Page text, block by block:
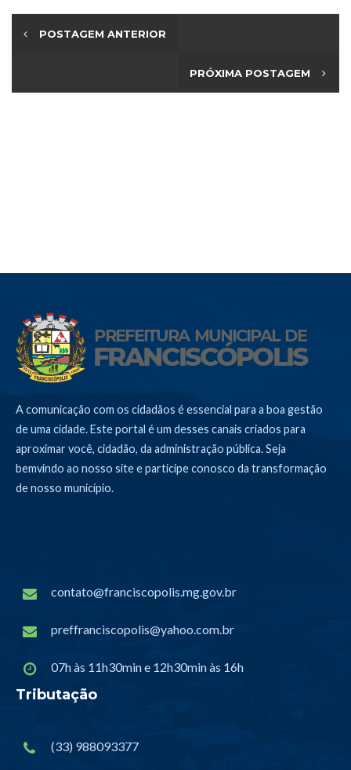
POSTAGEM ANTERIOR
PRÓXIMA POSTAGEM
A comunicação com os cidadãos é essencial para a boa gestão
de uma cidade. Este portal é um desses canais criados para
aproximar você, cidadão, da administração pública. Seja
bemvindo ao nosso site e participe conosco da transformação
de nosso município.
contato@franciscopolis.mg.gov.br
preffranciscopolis@yahoo.com.br
07h às 11h30min e 12h30min às 16h
Tributação
(33) 988093377